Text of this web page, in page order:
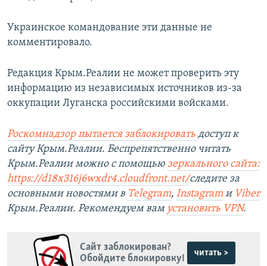
Украинское командование эти данные не
комментировало.
Редакция Крым.Реалии не может проверить эту
информацию из независимых источников из-за
оккупации Луганска российскими войсками.
Роскомнадзор пытается заблокировать доступ к
сайту Крым.Реалии. Беспрепятственно читать
Крым.Реалии можно с помощью зеркального сайта:
https://d18x316j6wxdr4.cloudfront.net/следите за
основными новостями в Telegram, Instagram и Viber
Крым.Реалии. Рекомендуем вам установить VPN.
Сайт заблокирован?
Обойдите блокировку!
читать >